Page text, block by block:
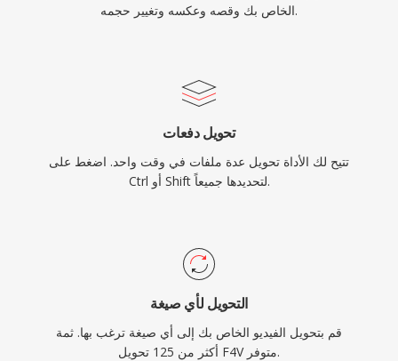
الخاص بك وقصه وعكسه وتغيير حجمه.
تحويل دفعات
تتيح لك الأداة تحويل عدة ملفات في وقت واحد. اضغط على
Ctrl أو Shift لتحديدها جميعاً.
التحويل لأي صيغة
قم بتحويل الفيديو الخاص بك إلى أي صيغة ترغب بها. ثمة
أكثر من 125 تحويل F4V متوفر.